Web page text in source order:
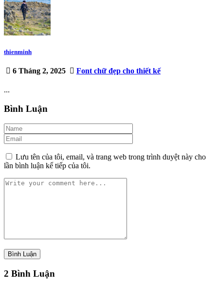
thienminh
6 Tháng 2, 2025 Font chữ đẹp cho thiết kế
...
Bình Luận
Lưu tên của tôi, email, và trang web trong trình duyệt này cho
lần bình luận kế tiếp của tôi.
2 Bình Luận